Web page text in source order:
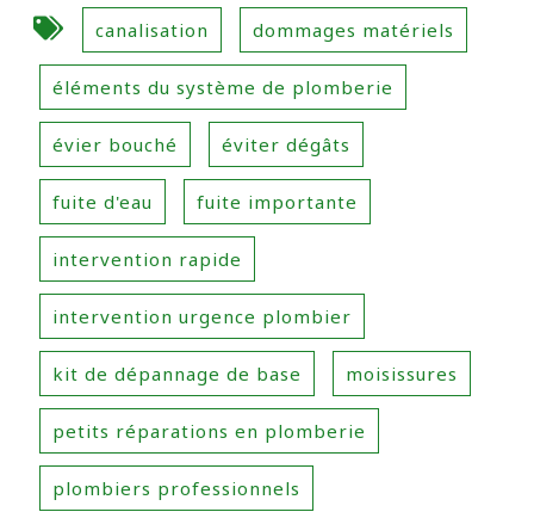
canalisation dommages matériels
éléments du système de plomberie
évier bouché éviter dégâts
fuite d'eau fuite importante
intervention rapide
intervention urgence plombier
kit de dépannage de base moisissures
petits réparations en plomberie
plombiers professionnels